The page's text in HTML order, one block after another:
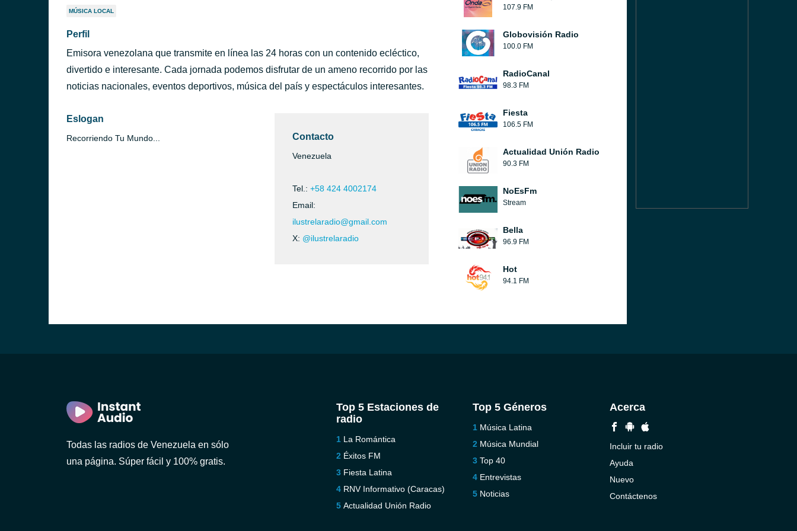
MÚSICA LOCAL
Perfil
Emisora venezolana que transmite en línea las 24 horas con un contenido ecléctico,
divertido e interesante. Cada jornada podemos disfrutar de un ameno recorrido por las
noticias nacionales, eventos deportivos, música del país y espectáculos interesantes.
Eslogan
Recorriendo Tu Mundo... Contacto
Venezuela
Tel.: +58 424 4002174
Email:
ilustrelaradio@gmail.com
X: @ilustrelaradio
107.9 FM
Globovisión Radio
100.0 FM
RadioCanal
98.3 FM
Fiesta
106.5 FM
Actualidad Unión Radio
90.3 FM
NoEsFm
Stream
Bella
96.9 FM
Hot
94.1 FM
Todas las radios de Venezuela en sólo
una página. Súper fácil y 100% gratis.
Top 5 Estaciones de
radio
La Romántica
Éxitos FM
Fiesta Latina
RNV Informativo (Caracas)
Actualidad Unión Radio
Top 5 Géneros
Música Latina
Música Mundial
Top 40
Entrevistas
Noticias
Acerca
Incluir tu radio
Ayuda
Nuevo
Contáctenos